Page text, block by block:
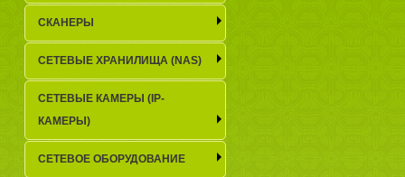
СКАНЕРЫ
СЕТЕВЫЕ ХРАНИЛИЩА (NAS)
СЕТЕВЫЕ КАМЕРЫ (IP-
КАМЕРЫ)
СЕТЕВОЕ ОБОРУДОВАНИЕ